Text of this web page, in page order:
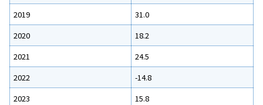
2019
31.0
2020
18.2
2021
24.5
2022
-14.8
2023
15.8